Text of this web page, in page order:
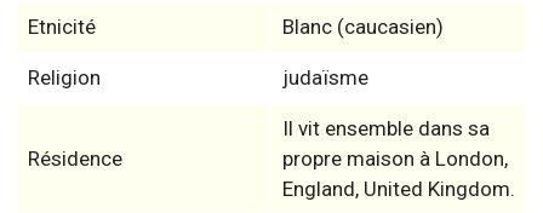
Etnicité Blanc (caucasien)
Religion judaïsme
Résidence
Il vit ensemble dans sa
propre maison à London,
England, United Kingdom.